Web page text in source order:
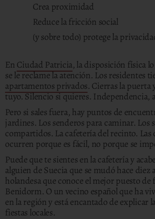
Crea proximidad
Reduce la fricción social
(y sobre todo) protege la
En Ciudad Patricia, la disposición física
se le reclame la atención. Los residentes
apartamentos privados. Cierras la puerta
tuyo. Silencio si quieres. Independencia,
Pero si sales fuera, hay puntos de
jardines. Los senderos para caminar. Los
compartidos. La cafetería del recinto. Las
ocurren porque es fácil, no porque se
Puede que te sientes en la cafetería y
alguien de Suecia que se mudó hace diez
holandesa que conoce el mejor puesto de
Benidorm. O un vecino español que ha
en la región y está encantado de explicar
fiestas locales.